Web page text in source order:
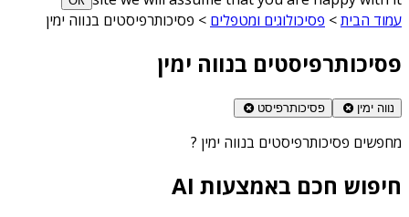
עמוד הבית> פסיכולוגים ומטפלים > פסיכותרפיסטים בנווה ימין
פסיכותרפיסטים בנווה ימין
נווה ימין פסיכותרפיסט
מחפשים פסיכותרפיסטים בנווה ימין ?
חיפוש חכם באמצעות AI